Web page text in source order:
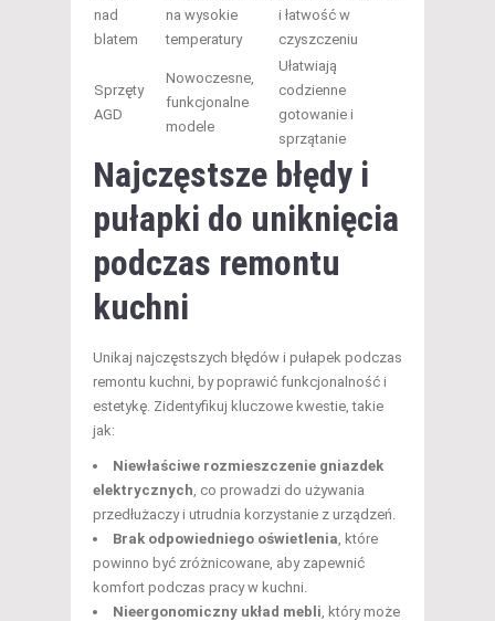
nad
blatem
na wysokie
temperatury
i łatwość w
czyszczeniu
Sprzęty
AGD
Nowoczesne,
funkcjonalne
modele
Ułatwiają
codzienne
gotowanie i
sprzątanie
Najczęstsze błędy i
pułapki do uniknięcia
podczas remontu
kuchni
Unikaj najczęstszych błędów i pułapek podczas
remontu kuchni, by poprawić funkcjonalność i
estetykę. Zidentyfikuj kluczowe kwestie, takie
jak:
Niewłaściwe rozmieszczenie gniazdek
elektrycznych , co prowadzi do używania
przedłużaczy i utrudnia korzystanie z urządzeń.
Brak odpowiedniego oświetlenia , które
powinno być zróżnicowane, aby zapewnić
komfort podczas pracy w kuchni.
Nieergonomiczny układ mebli , który może